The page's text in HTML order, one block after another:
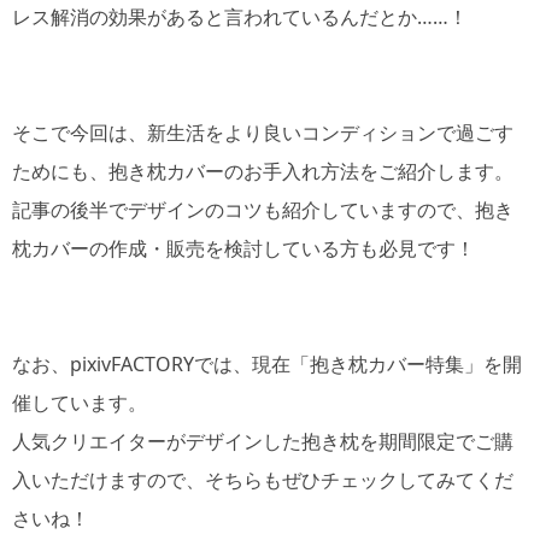
レス解消の効果があると言われているんだとか……！
そこで今回は、新生活をより良いコンディションで過ごす
ためにも、抱き枕カバーのお手入れ方法をご紹介します。
記事の後半でデザインのコツも紹介していますので、抱き
枕カバーの作成・販売を検討している方も必見です！
なお、pixivFACTORYでは、現在「抱き枕カバー特集」を開
催しています。
人気クリエイターがデザインした抱き枕を期間限定でご購
入いただけますので、そちらもぜひチェックしてみてくだ
さいね！